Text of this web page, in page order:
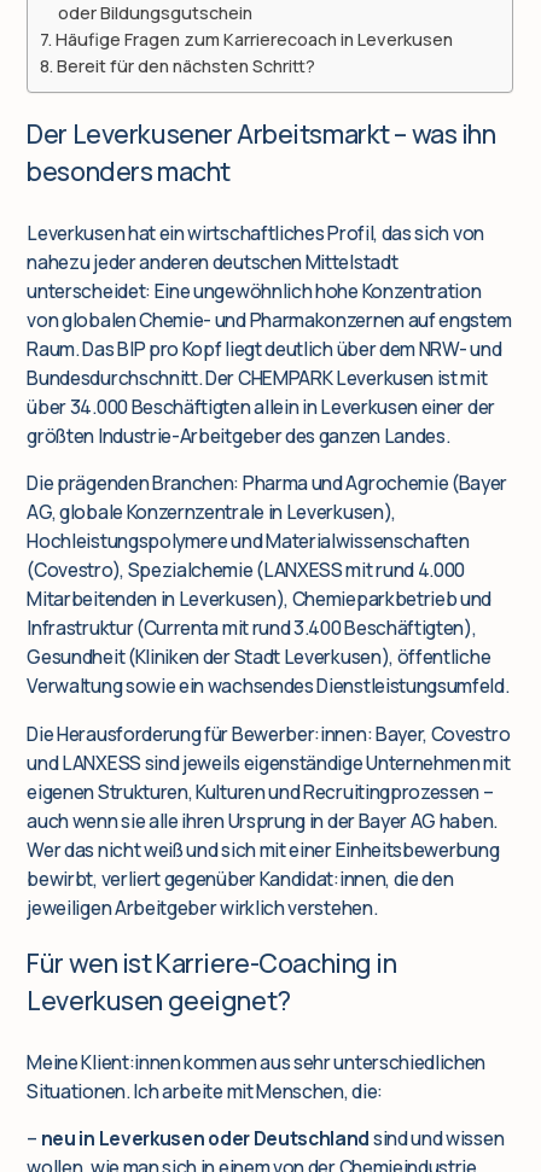
oder Bildungsgutschein
Häufige Fragen zum Karrierecoach in Leverkusen
Bereit für den nächsten Schritt?
Der Leverkusener Arbeitsmarkt – was ihn
besonders macht
Leverkusen hat ein wirtschaftliches Profil, das sich von
nahezu jeder anderen deutschen Mittelstadt
unterscheidet: Eine ungewöhnlich hohe Konzentration
von globalen Chemie- und Pharmakonzernen auf engstem
Raum. Das BIP pro Kopf liegt deutlich über dem NRW- und
Bundesdurchschnitt. Der CHEMPARK Leverkusen ist mit
über 34.000 Beschäftigten allein in Leverkusen einer der
größten Industrie-Arbeitgeber des ganzen Landes.
Die prägenden Branchen: Pharma und Agrochemie (Bayer
AG, globale Konzernzentrale in Leverkusen),
Hochleistungspolymere und Materialwissenschaften
(Covestro), Spezialchemie (LANXESS mit rund 4.000
Mitarbeitenden in Leverkusen), Chemieparkbetrieb und
Infrastruktur (Currenta mit rund 3.400 Beschäftigten),
Gesundheit (Kliniken der Stadt Leverkusen), öffentliche
Verwaltung sowie ein wachsendes Dienstleistungsumfeld.
Die Herausforderung für Bewerber:innen: Bayer, Covestro
und LANXESS sind jeweils eigenständige Unternehmen mit
eigenen Strukturen, Kulturen und Recruitingprozessen –
auch wenn sie alle ihren Ursprung in der Bayer AG haben.
Wer das nicht weiß und sich mit einer Einheitsbewerbung
bewirbt, verliert gegenüber Kandidat:innen, die den
jeweiligen Arbeitgeber wirklich verstehen.
Für wen ist Karriere-Coaching in
Leverkusen geeignet?
Meine Klient:innen kommen aus sehr unterschiedlichen
Situationen. Ich arbeite mit Menschen, die:
– neu in Leverkusen oder Deutschlandsind und wissen